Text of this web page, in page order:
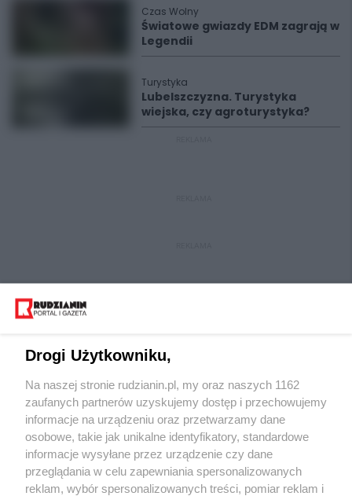
Czas Wolny
Światowe gwiazdy EDM zagrają w
Legendii
Turystyka
Lubelszczyzna. Turystyka
wiejska, czy agroturystyka?
Wydawca mediów lokalnych
Drogi Użytkowniku,
Na naszej stronie rudzianin.pl, my oraz naszych 1162
zaufanych partnerów uzyskujemy dostęp i przechowujemy
informacje na urządzeniu oraz przetwarzamy dane
osobowe, takie jak unikalne identyfikatory, standardowe
informacje wysyłane przez urządzenie czy dane
przeglądania w celu zapewniania spersonalizowanych
reklam, wybór spersonalizowanych treści, pomiar reklam i